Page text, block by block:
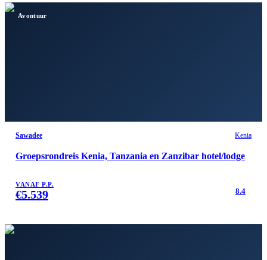
Avontuur
Sawadee Kenia
Groepsrondreis Kenia, Tanzania en Zanzibar hotel/lodge
VANAF P.P.
€5.539 8.4